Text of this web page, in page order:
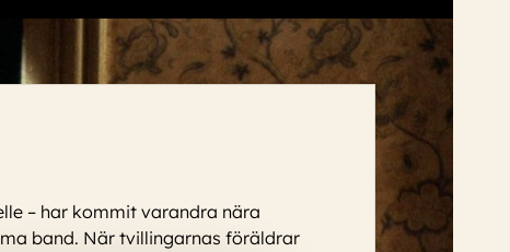
– har kommit varandra nära
band. När tvillingarnas föräldrar